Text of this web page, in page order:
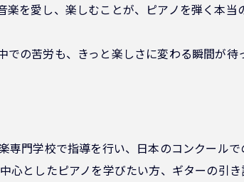
を愛し、楽しむことが、ピアノを弾く本当
の苦労も、きっと楽しさに変わる瞬間が
門学校で指導を行い、日本のコンクール
としたピアノを学びたい方、ギターの引